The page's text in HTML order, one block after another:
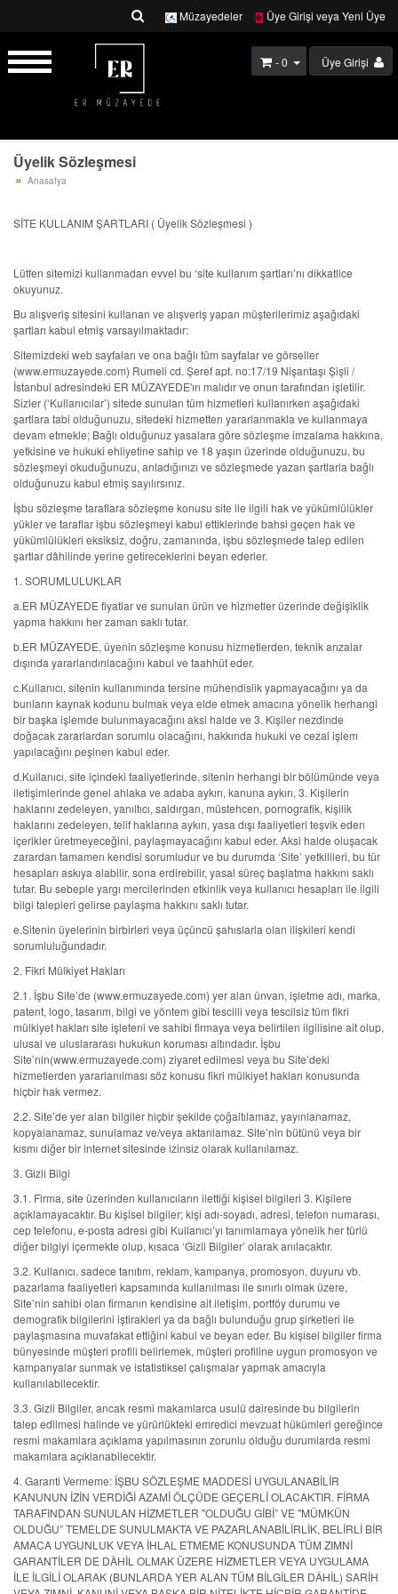
Müzayedeler Üye Girişi veya Yeni Üye
Üye Girişi
- 0
Üyelik Sözleşmesi
Anasafya
SİTE KULLANIM ŞARTLARI ( Üyelik Sözleşmesi )
Lütfen sitemizi kullanmadan evvel bu ‘site kullanım şartları’nı dikkatlice
okuyunuz.
Bu alışveriş sitesini kullanan ve alışveriş yapan müşterilerimiz aşağıdaki
şartları kabul etmiş varsayılmaktadır:
Sitemizdeki web sayfaları ve ona bağlı tüm sayfalar ve görseller
(www.ermuzayede.com) Rumeli cd. Şeref apt. no:17/19 Nişantaşı Şişli /
İstanbul adresindeki ER MÜZAYEDE'ın malıdır ve onun tarafından işletilir.
Sizler (‘Kullanıcılar’) sitede sunulan tüm hizmetleri kullanırken aşağıdaki
şartlara tabi olduğunuzu, sitedeki hizmetten yararlanmakla ve kullanmaya
devam etmekle; Bağlı olduğunuz yasalara göre sözleşme imzalama hakkına,
yetkisine ve hukuki ehliyetine sahip ve 18 yaşın üzerinde olduğunuzu, bu
sözleşmeyi okuduğunuzu, anladığınızı ve sözleşmede yazan şartlarla bağlı
olduğunuzu kabul etmiş sayılırsınız.
İşbu sözleşme taraflara sözleşme konusu site ile ilgili hak ve yükümlülükler
yükler ve taraflar işbu sözleşmeyi kabul ettiklerinde bahsi geçen hak ve
yükümlülükleri eksiksiz, doğru, zamanında, işbu sözleşmede talep edilen
şartlar dâhilinde yerine getireceklerini beyan ederler.
1. SORUMLULUKLAR
a.ER MÜZAYEDE fiyatlar ve sunulan ürün ve hizmetler üzerinde değişiklik
yapma hakkını her zaman saklı tutar.
b.ER MÜZAYEDE, üyenin sözleşme konusu hizmetlerden, teknik arızalar
dışında yararlandırılacağını kabul ve taahhüt eder.
c.Kullanıcı, sitenin kullanımında tersine mühendislik yapmayacağını ya da
bunların kaynak kodunu bulmak veya elde etmek amacına yönelik herhangi
bir başka işlemde bulunmayacağını aksi halde ve 3. Kişiler nezdinde
doğacak zararlardan sorumlu olacağını, hakkında hukuki ve cezai işlem
yapılacağını peşinen kabul eder.
d.Kullanıcı, site içindeki faaliyetlerinde, sitenin herhangi bir bölümünde veya
iletişimlerinde genel ahlaka ve adaba aykırı, kanuna aykırı, 3. Kişilerin
haklarını zedeleyen, yanıltıcı, saldırgan, müstehcen, pornografik, kişilik
haklarını zedeleyen, telif haklarına aykırı, yasa dışı faaliyetleri teşvik eden
içerikler üretmeyeceğini, paylaşmayacağını kabul eder. Aksi halde oluşacak
zarardan tamamen kendisi sorumludur ve bu durumda ‘Site’ yetkilileri, bu tür
hesapları askıya alabilir, sona erdirebilir, yasal süreç başlatma hakkını saklı
tutar. Bu sebeple yargı mercilerinden etkinlik veya kullanıcı hesapları ile ilgili
bilgi talepleri gelirse paylaşma hakkını saklı tutar.
e.Sitenin üyelerinin birbirleri veya üçüncü şahıslarla olan ilişkileri kendi
sorumluluğundadır.
2. Fikri Mülkiyet Hakları
2.1. İşbu Site’de (www.ermuzayede.com) yer alan ünvan, işletme adı, marka,
patent, logo, tasarım, bilgi ve yöntem gibi tescilli veya tescilsiz tüm fikri
mülkiyet hakları site işleteni ve sahibi firmaya veya belirtilen ilgilisine ait olup,
ulusal ve uluslararası hukukun koruması altındadır. İşbu
Site’nin(www.ermuzayede.com) ziyaret edilmesi veya bu Site’deki
hizmetlerden yararlanılması söz konusu fikri mülkiyet hakları konusunda
hiçbir hak vermez.
2.2. Site’de yer alan bilgiler hiçbir şekilde çoğaltılamaz, yayınlanamaz,
kopyalanamaz, sunulamaz ve/veya aktarılamaz. Site’nin bütünü veya bir
kısmı diğer bir internet sitesinde izinsiz olarak kullanılamaz.
3. Gizli Bilgi
3.1. Firma, site üzerinden kullanıcıların ilettiği kişisel bilgileri 3. Kişilere
açıklamayacaktır. Bu kişisel bilgiler; kişi adı-soyadı, adresi, telefon numarası,
cep telefonu, e-posta adresi gibi Kullanıcı’yı tanımlamaya yönelik her türlü
diğer bilgiyi içermekte olup, kısaca ‘Gizli Bilgiler’ olarak anılacaktır.
3.2. Kullanıcı, sadece tanıtım, reklam, kampanya, promosyon, duyuru vb.
pazarlama faaliyetleri kapsamında kullanılması ile sınırlı olmak üzere,
Site’nin sahibi olan firmanın kendisine ait iletişim, portföy durumu ve
demografik bilgilerini iştirakleri ya da bağlı bulunduğu grup şirketleri ile
paylaşmasına muvafakat ettiğini kabul ve beyan eder. Bu kişisel bilgiler firma
bünyesinde müşteri profili belirlemek, müşteri profiline uygun promosyon ve
kampanyalar sunmak ve istatistiksel çalışmalar yapmak amacıyla
kullanılabilecektir.
3.3. Gizli Bilgiler, ancak resmi makamlarca usulü dairesinde bu bilgilerin
talep edilmesi halinde ve yürürlükteki emredici mevzuat hükümleri gereğince
resmi makamlara açıklama yapılmasının zorunlu olduğu durumlarda resmi
makamlara açıklanabilecektir.
4. Garanti Vermeme: İŞBU SÖZLEŞME MADDESİ UYGULANABİLİR
KANUNUN İZİN VERDİĞİ AZAMİ ÖLÇÜDE GEÇERLİ OLACAKTIR. FİRMA
TARAFINDAN SUNULAN HİZMETLER "OLDUĞU GİBİ” VE "MÜMKÜN
OLDUĞU” TEMELDE SUNULMAKTA VE PAZARLANABİLİRLİK, BELİRLİ BİR
AMACA UYGUNLUK VEYA İHLAL ETMEME KONUSUNDA TÜM ZIMNİ
GARANTİLER DE DÂHİL OLMAK ÜZERE HİZMETLER VEYA UYGULAMA
İLE İLGİLİ OLARAK (BUNLARDA YER ALAN TÜM BİLGİLER DÂHİL) SARİH